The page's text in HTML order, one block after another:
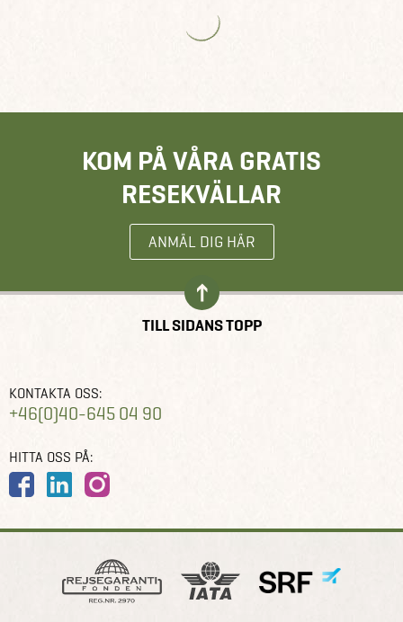
KOM PÅ VÅRA GRATIS
RESEKVÄLLAR
ANMÄL DIG HÄR
TILL SIDANS TOPP
KONTAKTA OSS:
+46(0)40-645 04 90
HITTA OSS PÅ: